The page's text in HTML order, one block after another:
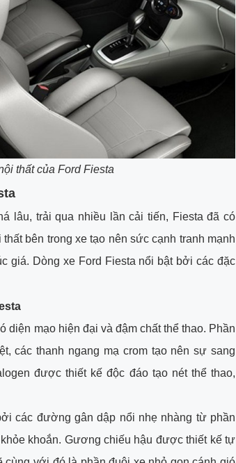
thất của Ford Fiesta
lâu, trải qua nhiều lần cải tiến, Fiesta đã có
bên trong xe tạo nên sức cạnh tranh mạnh
giá. Dòng xe Ford Fiesta nổi bật bởi các đặc
diện mạo hiện đại và đậm chất thể thao. Phần
các thanh ngang mạ crom tạo nên sự sang
được thiết kế độc đáo tạo nét thể thao,
các đường gân dập nổi nhẹ nhàng từ phần
khoắn. Gương chiếu hậu được thiết kế tự